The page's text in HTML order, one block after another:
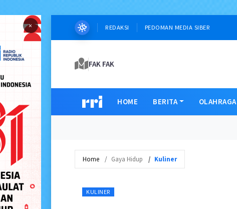
× REDAKSI PEDOMAN MEDIA SIBER
FAK FAK
HOME BERITA OLAHRAGA
Home Gaya Hidup Kuliner
KULINER